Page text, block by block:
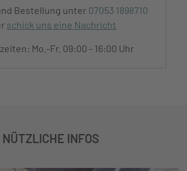
Bestellung unter 07053 1898710
schick uns eine Nachricht
Mo.-Fr. 09:00 - 16:00 Uhr
NÜTZLICHE INFOS